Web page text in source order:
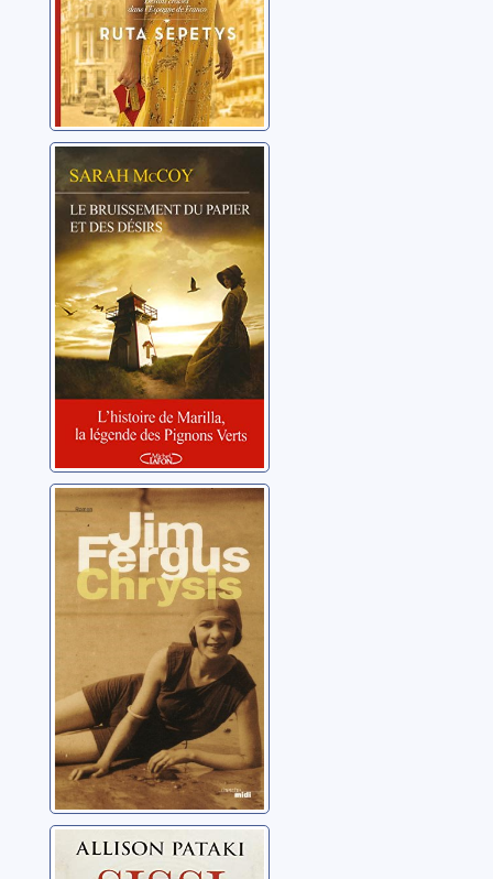
Le bruissement
du papier et des
désirs
McCoy, Sarah
Chrysis: portrait
d'amour
Fergus, Jim
Sissi: impératrice